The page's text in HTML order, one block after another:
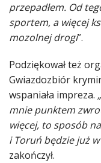
przepadłem. Od
sportem, a więcej
mozolnej drogi”.
Podziękował też
Gwiazdozbiór
wspaniała impreza.
mnie punktem
więcej, to sposób
i Toruń będzie już
zakończył.